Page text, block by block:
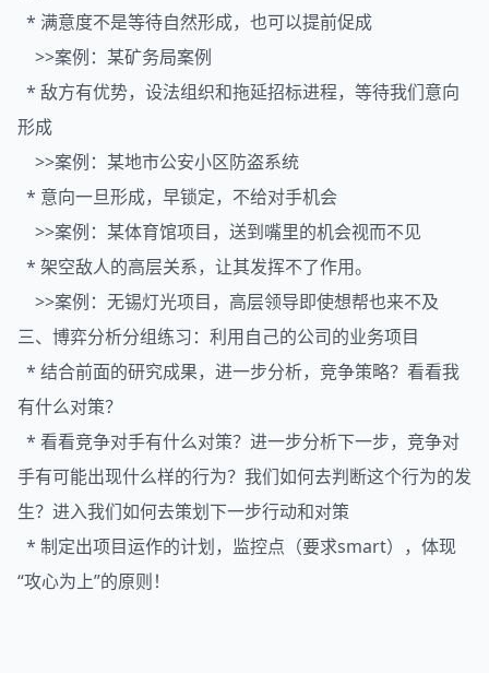
* 满意度不是等待自然形成，也可以提前促成
>>案例：某矿务局案例
* 敌方有优势，设法组织和拖延招标进程，等待我们意向
形成
>>案例：某地市公安小区防盗系统
* 意向一旦形成，早锁定，不给对手机会
>>案例：某体育馆项目，送到嘴里的机会视而不见
* 架空敌人的高层关系，让其发挥不了作用。
>>案例：无锡灯光项目，高层领导即使想帮也来不及
三、博弈分析分组练习：利用自己的公司的业务项目
* 结合前面的研究成果，进一步分析，竞争策略？看看我
有什么对策？
* 看看竞争对手有什么对策？进一步分析下一步，竞争对
手有可能出现什么样的行为？我们如何去判断这个行为的发
生？进入我们如何去策划下一步行动和对策
* 制定出项目运作的计划，监控点（要求smart），体现
“攻心为上”的原则！